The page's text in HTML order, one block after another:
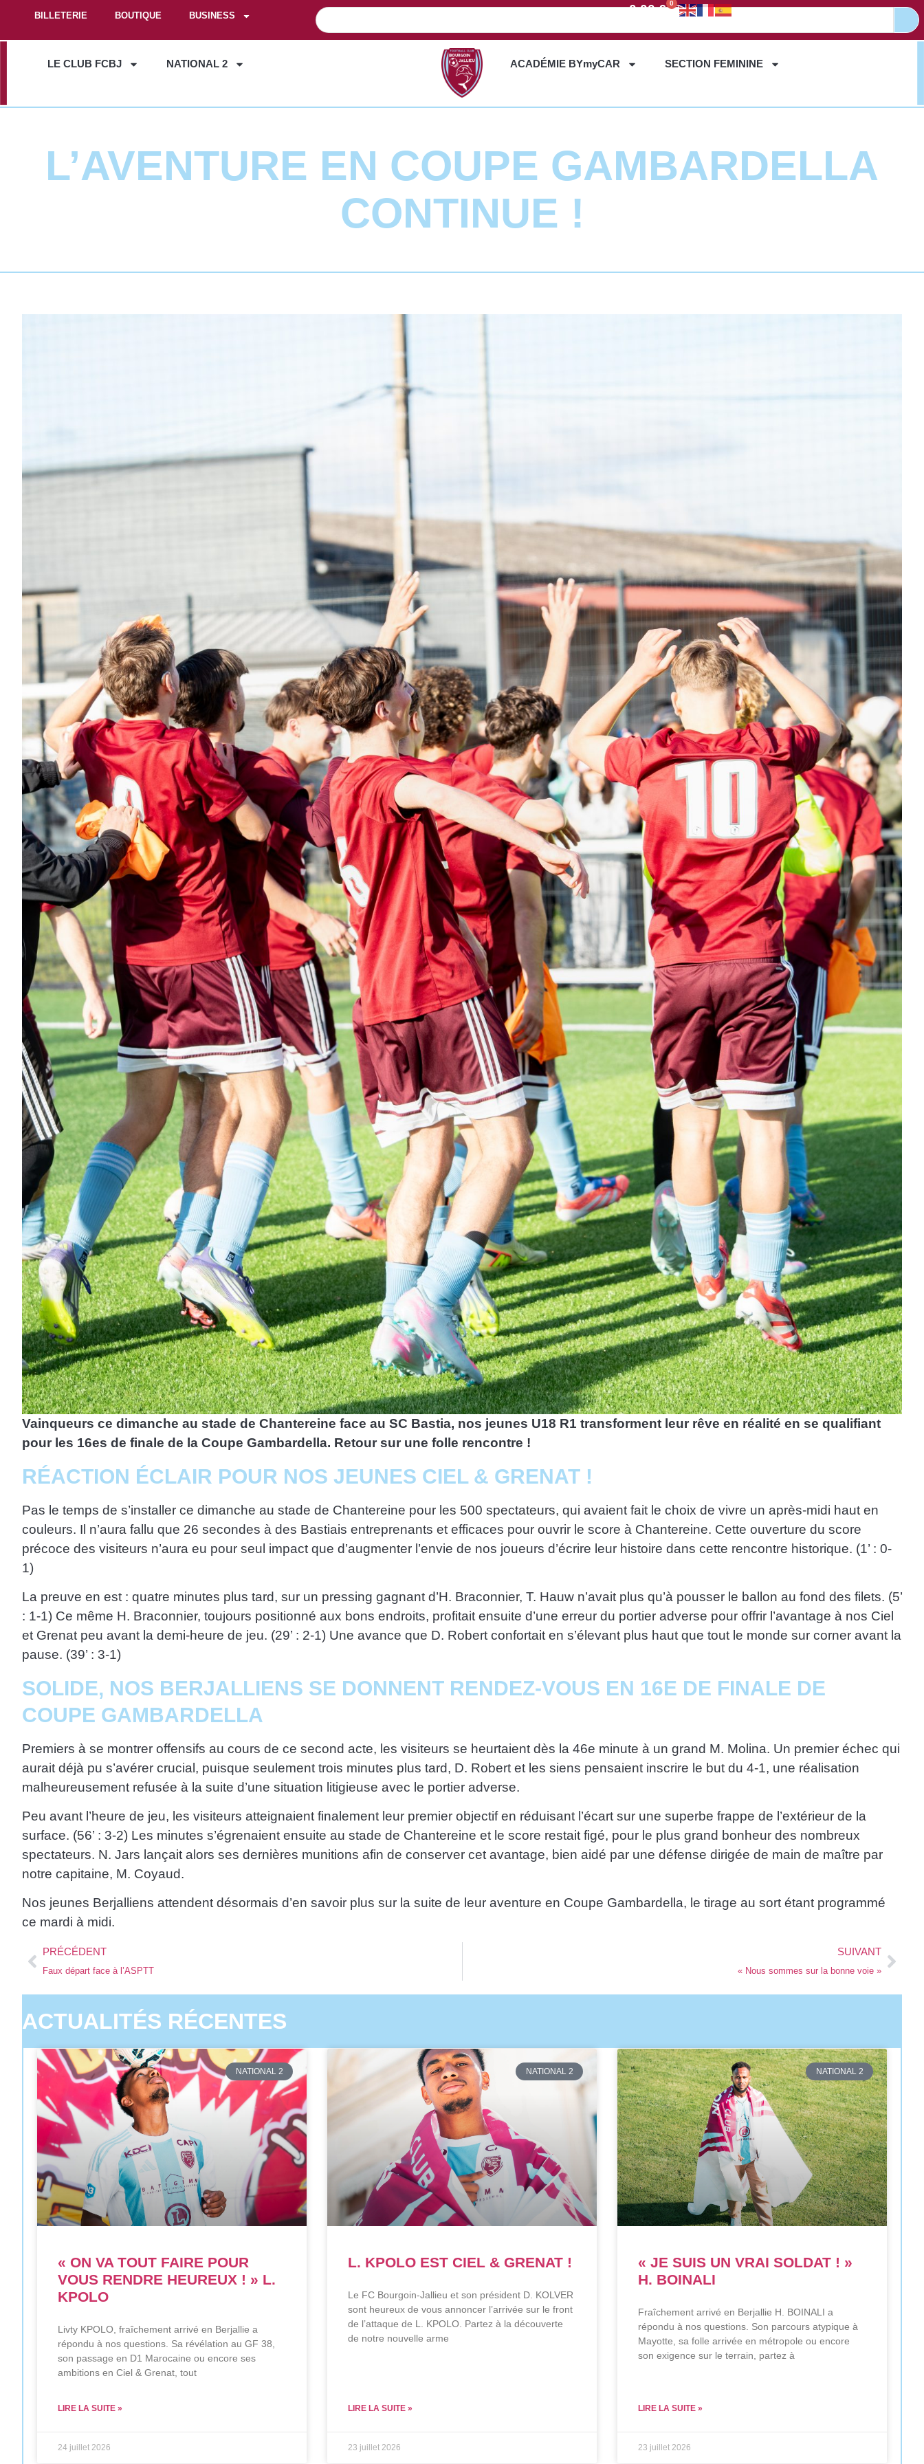
BILLETERIE BOUTIQUE BUSINESS 0,00€ 0
LE CLUB FCBJ NATIONAL 2 ACADÉMIE BYmyCAR SECTION FEMININE
L’AVENTURE EN COUPE GAMBARDELLA
CONTINUE !
Vainqueurs ce dimanche au stade de Chantereine face au SC Bastia, nos jeunes U18 R1 transforment leur rêve en réalité en se qualifiant
pour les 16es de finale de la Coupe Gambardella. Retour sur une folle rencontre !
RÉACTION ÉCLAIR POUR NOS JEUNES CIEL & GRENAT !
Pas le temps de s’installer ce dimanche au stade de Chantereine pour les 500 spectateurs, qui avaient fait le choix de vivre un après-midi haut en
couleurs. Il n’aura fallu que 26 secondes à des Bastiais entreprenants et efficaces pour ouvrir le score à Chantereine. Cette ouverture du score
précoce des visiteurs n’aura eu pour seul impact que d’augmenter l’envie de nos joueurs d’écrire leur histoire dans cette rencontre historique. (1’ : 0-
1)
La preuve en est : quatre minutes plus tard, sur un pressing gagnant d’H. Braconnier, T. Hauw n’avait plus qu’à pousser le ballon au fond des filets. (5’
: 1-1) Ce même H. Braconnier, toujours positionné aux bons endroits, profitait ensuite d’une erreur du portier adverse pour offrir l’avantage à nos Ciel
et Grenat peu avant la demi-heure de jeu. (29’ : 2-1) Une avance que D. Robert confortait en s’élevant plus haut que tout le monde sur corner avant la
pause. (39’ : 3-1)
SOLIDE, NOS BERJALLIENS SE DONNENT RENDEZ-VOUS EN 16E DE FINALE DE
COUPE GAMBARDELLA
Premiers à se montrer offensifs au cours de ce second acte, les visiteurs se heurtaient dès la 46e minute à un grand M. Molina. Un premier échec qui
aurait déjà pu s’avérer crucial, puisque seulement trois minutes plus tard, D. Robert et les siens pensaient inscrire le but du 4-1, une réalisation
malheureusement refusée à la suite d’une situation litigieuse avec le portier adverse.
Peu avant l’heure de jeu, les visiteurs atteignaient finalement leur premier objectif en réduisant l’écart sur une superbe frappe de l’extérieur de la
surface. (56’ : 3-2) Les minutes s’égrenaient ensuite au stade de Chantereine et le score restait figé, pour le plus grand bonheur des nombreux
spectateurs. N. Jars lançait alors ses dernières munitions afin de conserver cet avantage, bien aidé par une défense dirigée de main de maître par
notre capitaine, M. Coyaud.
Nos jeunes Berjalliens attendent désormais d’en savoir plus sur la suite de leur aventure en Coupe Gambardella, le tirage au sort étant programmé
ce mardi à midi.
PRÉCÉDENT
Faux départ face à l’ASPTT
SUIVANT
« Nous sommes sur la bonne voie »
ACTUALITÉS RÉCENTES
NATIONAL 2
« ON VA TOUT FAIRE POUR
VOUS RENDRE HEUREUX ! » L.
KPOLO
Livty KPOLO, fraîchement arrivé en Berjallie a
répondu à nos questions. Sa révélation au GF 38,
son passage en D1 Marocaine ou encore ses
ambitions en Ciel & Grenat, tout
LIRE LA SUITE »
24 juillet 2026
NATIONAL 2
L. KPOLO EST CIEL & GRENAT !
Le FC Bourgoin-Jallieu et son président D. KOLVER
sont heureux de vous annoncer l’arrivée sur le front
de l’attaque de L. KPOLO. Partez à la découverte
de notre nouvelle arme
LIRE LA SUITE »
23 juillet 2026
NATIONAL 2
« JE SUIS UN VRAI SOLDAT ! »
H. BOINALI
Fraîchement arrivé en Berjallie H. BOINALI a
répondu à nos questions. Son parcours atypique à
Mayotte, sa folle arrivée en métropole ou encore
son exigence sur le terrain, partez à
LIRE LA SUITE »
23 juillet 2026